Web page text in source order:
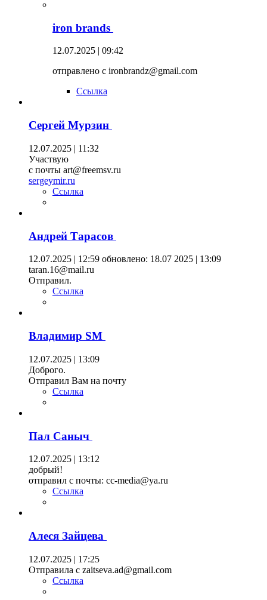
iron brands
12.07.2025 | 09:42
отправлено с ironbrandz@gmail.com
Ссылка
Сергей Мурзин
12.07.2025 | 11:32
Участвую
с почты art@freemsv.ru
sergeymir.ru
Ссылка
Андрей Тарасов
12.07.2025 | 12:59 обновлено: 18.07 2025 | 13:09
taran.16@mail.ru
Отправил.
Ссылка
Владимир SM
12.07.2025 | 13:09
Доброго.
Отправил Вам на почту
Ссылка
Пал Саныч
12.07.2025 | 13:12
добрый!
отправил с почты: cc-media@ya.ru
Ссылка
Алеся Зайцева
12.07.2025 | 17:25
Отправила с zaitseva.ad@gmail.com
Ссылка